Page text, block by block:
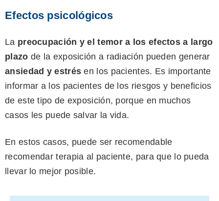
Efectos psicológicos
La preocupación y el temor a los efectos a largo
plazo de la exposición a radiación pueden generar
ansiedad y estrésen los pacientes. Es importante
informar a los pacientes de los riesgos y beneficios
de este tipo de exposición, porque en muchos
casos les puede salvar la vida.
En estos casos, puede ser recomendable
recomendar terapia al paciente, para que lo pueda
llevar lo mejor posible.